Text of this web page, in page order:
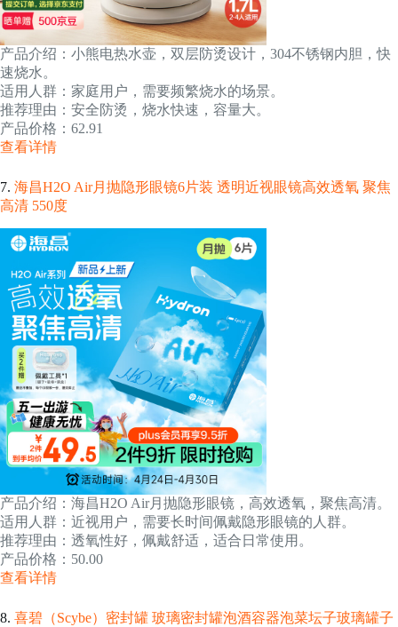
产品介绍：小熊电热水壶，双层防烫设计，304不锈钢内胆，快
速烧水。
适用人群：家庭用户，需要频繁烧水的场景。
推荐理由：安全防烫，烧水快速，容量大。
产品价格：62.91
查看详情
7. 海昌H2O Air月抛隐形眼镜6片装 透明近视眼镜高效透氧 聚焦
高清 550度
产品介绍：海昌H2O Air月抛隐形眼镜，高效透氧，聚焦高清。
适用人群：近视用户，需要长时间佩戴隐形眼镜的人群。
推荐理由：透氧性好，佩戴舒适，适合日常使用。
产品价格：50.00
查看详情
8. 喜碧（Scybe）密封罐 玻璃密封罐泡酒容器泡菜坛子玻璃罐子